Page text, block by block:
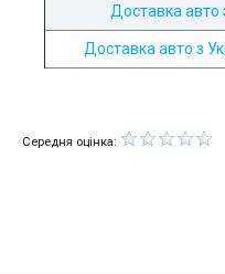
Доставка авто
Доставка авто з
Середня оцінка: